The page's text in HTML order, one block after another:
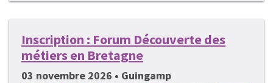
Inscription : Forum Découverte des
métiers en Bretagne
03 novembre 2026 • Guingamp